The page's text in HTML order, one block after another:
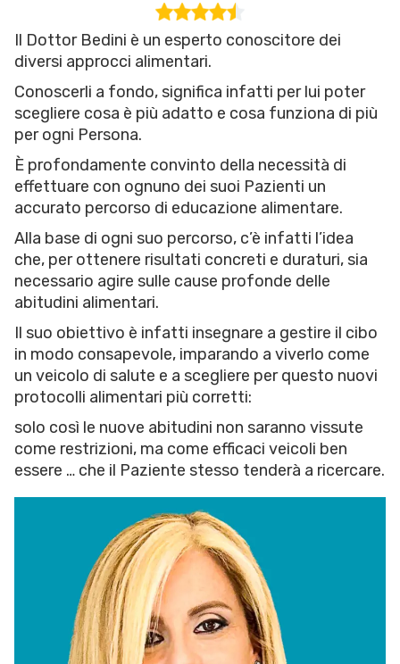
Il Dottor Bedini è un esperto conoscitore dei
diversi approcci alimentari.
Conoscerli a fondo, significa infatti per lui poter
scegliere cosa è più adatto e cosa funziona di più
per ogni Persona.
È profondamente convinto della necessità di
effettuare con ognuno dei suoi Pazienti un
accurato percorso di educazione alimentare.
Alla base di ogni suo percorso, c’è infatti l’idea
che, per ottenere risultati concreti e duraturi, sia
necessario agire sulle cause profonde delle
abitudini alimentari.
Il suo obiettivo è infatti insegnare a gestire il cibo
in modo consapevole, imparando a viverlo come
un veicolo di salute e a scegliere per questo nuovi
protocolli alimentari più corretti:
solo così le nuove abitudini non saranno vissute
come restrizioni, ma come efficaci veicoli ben
essere … che il Paziente stesso tenderà a ricercare.